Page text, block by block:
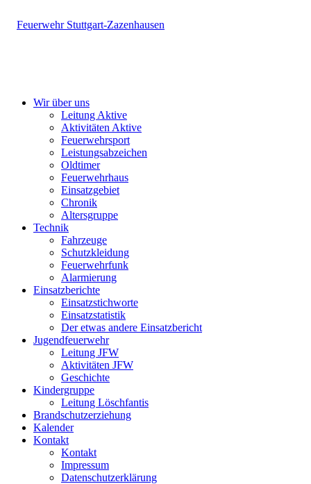
Wir über uns
Leitung Aktive
Aktivitäten Aktive
Feuerwehrsport
Leistungsabzeichen
Oldtimer
Feuerwehrhaus
Einsatzgebiet
Chronik
Altersgruppe
Technik
Fahrzeuge
Schutzkleidung
Feuerwehrfunk
Alarmierung
Einsatzberichte
Einsatzstichworte
Einsatzstatistik
Der etwas andere Einsatzbericht
Jugendfeuerwehr
Leitung JFW
Aktivitäten JFW
Geschichte
Kindergruppe
Leitung Löschfantis
Brandschutzerziehung
Kalender
Kontakt
Kontakt
Impressum
Datenschutzerklärung